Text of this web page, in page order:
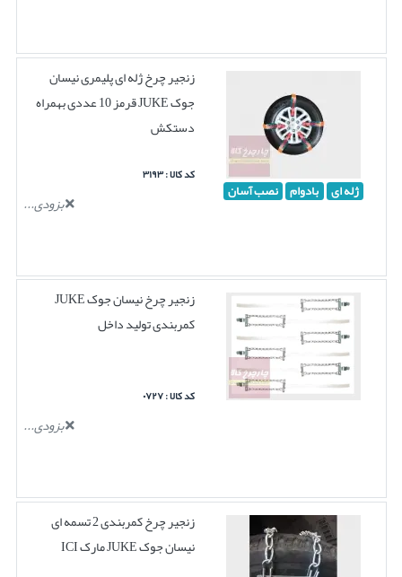
ژله ای بادوام نصب آسان
زنجیر چرخ ژله ای پلیمری نیسان
جوک JUKE قرمز 10 عددی بهمراه
دستکش
کد کالا : ۳۱۹۳
بزودی...
زنجیر چرخ نیسان جوک JUKE
کمربندی تولید داخل
کد کالا : ۰۷۲۷
بزودی...
زنجیر چرخ کمربندی 2 تسمه ای
نیسان جوک JUKE مارک ICI